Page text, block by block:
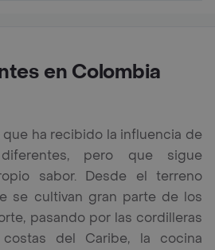
en Colombia
ha recibido la influencia de
pero que sigue
sabor. Desde el terreno
se cultivan gran parte de los
pasando por las cordilleras
del Caribe, la cocina